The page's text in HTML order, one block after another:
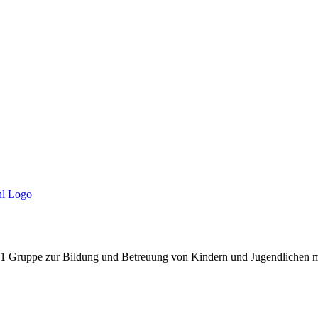
zur Bildung und Betreuung von Kindern und Jugendlichen